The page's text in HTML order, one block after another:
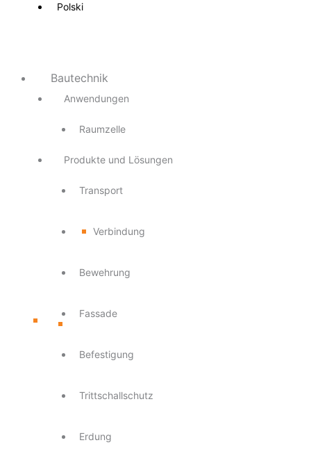
Polski
Bautechnik
Anwendungen
Raumzelle
Produkte und Lösungen
Transport
Verbindung
Bewehrung
Fassade
Befestigung
Trittschallschutz
Erdung